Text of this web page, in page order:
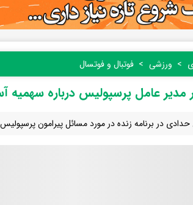
ورزشی فوتبال و فوتسال
مدیر عامل پرسپولیس درباره سهمیه
حدادی در برنامه زنده در مورد مسائل پیرامون